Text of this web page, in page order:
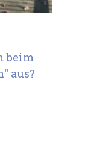
beim
aus?